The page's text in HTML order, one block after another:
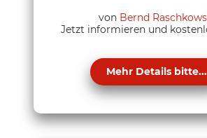
von Bernd
Jetzt informieren und
Mehr Details bitte...